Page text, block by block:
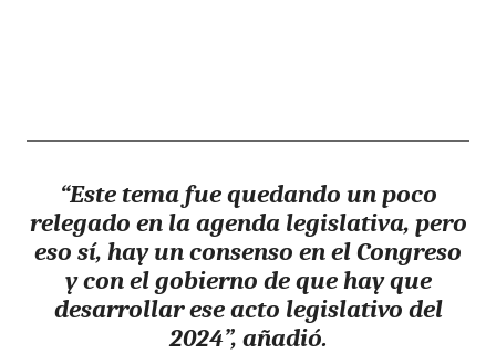
“Este tema fue quedando un poco
relegado en la agenda legislativa, pero
eso sí, hay un consenso en el Congreso
y con el gobierno de que hay que
desarrollar ese acto legislativo del
2024”, añadió.